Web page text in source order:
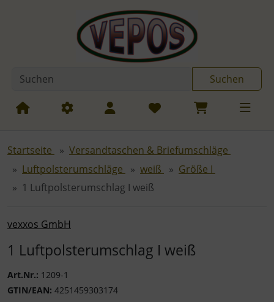
Sprungnavigation
Springe zum Inhalt Springe zur Navigation
Suchen
Startseite
Versandtaschen & Briefumschläge
Luftpolsterumschläge
weiß
Größe I
1 Luftpolsterumschlag I weiß
vexxos GmbH
1 Luftpolsterumschlag I weiß
Art.Nr.: 1209-1
GTIN/EAN: 4251459303174